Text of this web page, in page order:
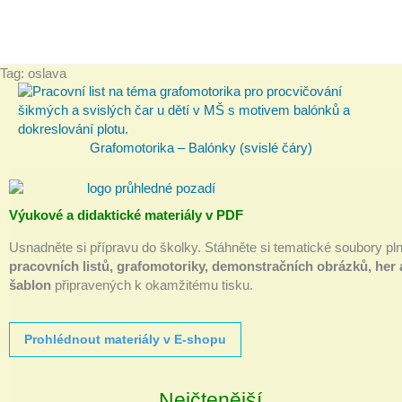
Tag: oslava
Grafomotorika – Balónky (svislé čáry)
Výukové a didaktické materiály v PDF
Usnadněte si přípravu do školky. Stáhněte si tematické soubory
pracovních listů, grafomotoriky, demonstračních obrázků, her
šablon připravených k okamžitému tisku.
Prohlédnout materiály v E-shopu